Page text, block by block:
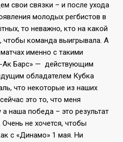
свои связки – и после ухода
молодых регбистов в
то неважно, кто на какой
чтобы команда выигрывала. А
именно с такими
Ак Барс» — действующим
обладателем Кубка
что некоторые из наших
это то, что меня
наша победа – это результат
не хочется, чтобы
с «Динамо» 1 мая. Ни